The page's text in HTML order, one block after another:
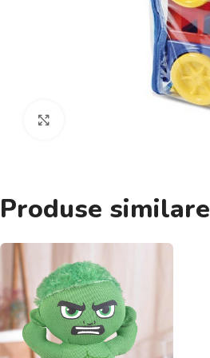
Produse similare